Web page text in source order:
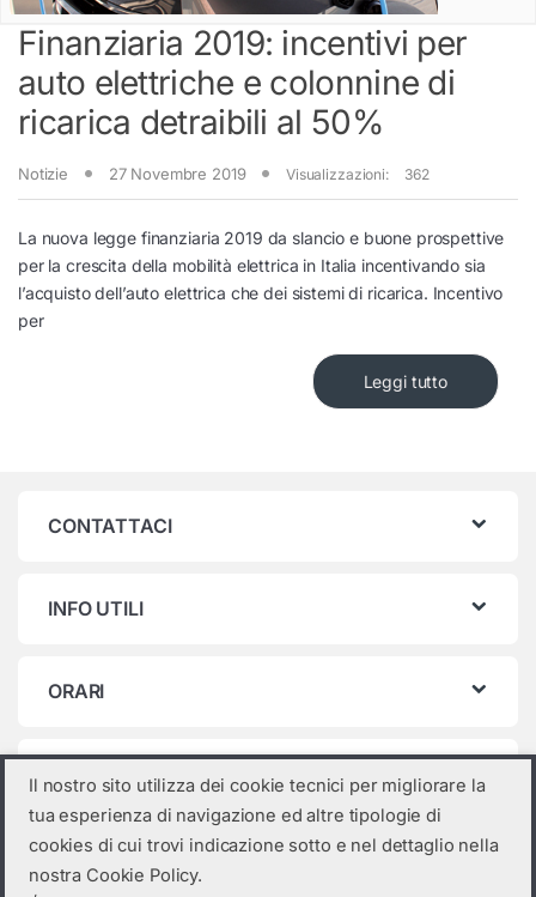
Finanziaria 2019: incentivi per
auto elettriche e colonnine di
ricarica detraibili al 50%
Notizie 27 Novembre 2019 Visualizzazioni: 362
La nuova legge finanziaria 2019 da slancio e buone prospettive
per la crescita della mobilità elettrica in Italia incentivando sia
l’acquisto dell’auto elettrica che dei sistemi di ricarica. Incentivo
per
Leggi tutto
CONTATTACI
INFO UTILI
ORARI
Categorie prodotto
Seleziona una categoria
Il nostro sito utilizza dei cookie tecnici per migliorare la
tua esperienza di navigazione ed altre tipologie di
cookies di cui trovi indicazione sotto e nel dettaglio nella
nostra Cookie Policy.